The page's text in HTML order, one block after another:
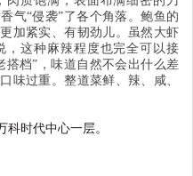
气“侵袭”了各个角落。鲍鱼的
加紧实、有韧劲儿。虽然大虾
，这种麻辣程度也完全可以接
搭档” ，味道自然不会出什么差
味过重。整道菜鲜、辣、咸、
时代中心一层。